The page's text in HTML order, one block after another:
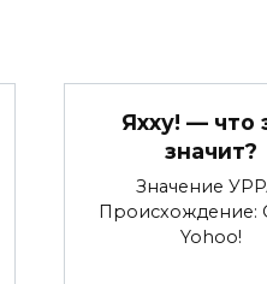
Яхху! — что
значит?
Значение
Происхождение:
Yohoo!